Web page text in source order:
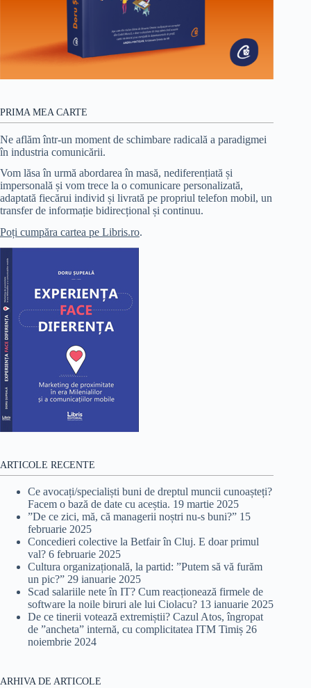
PRIMA MEA CARTE
Ne aflăm într-un moment de schimbare radicală a paradigmei
în industria comunicării.
Vom lăsa în urmă abordarea în masă, nediferențiată și
impersonală și vom trece la o comunicare personalizată,
adaptată fiecărui individ și livrată pe propriul telefon mobil, un
transfer de informație bidirecțional și continuu.
Poți cumpăra cartea pe Libris.ro.
ARTICOLE RECENTE
Ce avocați/specialiști buni de dreptul muncii cunoașteți?
Facem o bază de date cu aceștia. 19 martie 2025
”De ce zici, mă, că managerii noștri nu-s buni?” 15
februarie 2025
Concedieri colective la Betfair în Cluj. E doar primul
val? 6 februarie 2025
Cultura organizațională, la partid: ”Putem să vă furăm
un pic?” 29 ianuarie 2025
Scad salariile nete în IT? Cum reacționează firmele de
software la noile biruri ale lui Ciolacu? 13 ianuarie 2025
De ce tinerii votează extremiștii? Cazul Atos, îngropat
de ”ancheta” internă, cu complicitatea ITM Timiș 26
noiembrie 2024
ARHIVA DE ARTICOLE